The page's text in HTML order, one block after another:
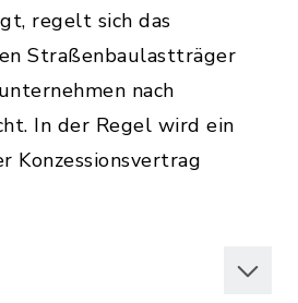
regelt sich das
Straßenbaulastträger
nach
In der Regel wird ein
Konzessionsvertrag